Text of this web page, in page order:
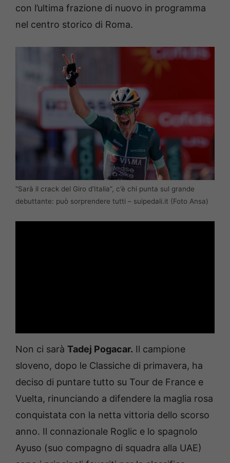
con l’ultima frazione di nuovo in programma
nel centro storico di Roma.
“Sarà il crack del Giro d’Italia”, c’è chi punta sul grande
debuttante: può sorprendere tutti – suipedali.it (Foto Ansa)
Non ci sarà Tadej Pogacar. Il campione
sloveno, dopo le Classiche di primavera, ha
deciso di puntare tutto su Tour de France e
Vuelta, rinunciando a difendere la maglia rosa
conquistata con la netta vittoria dello scorso
anno. Il connazionale Roglic e lo spagnolo
Ayuso (suo compagno di squadra alla UAE)